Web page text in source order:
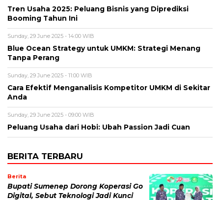
Tren Usaha 2025: Peluang Bisnis yang Diprediksi
Booming Tahun Ini
Sunday, 29 June 2025 - 14:00 WIB
Blue Ocean Strategy untuk UMKM: Strategi Menang
Tanpa Perang
Sunday, 29 June 2025 - 11:00 WIB
Cara Efektif Menganalisis Kompetitor UMKM di Sekitar
Anda
Sunday, 29 June 2025 - 09:00 WIB
Peluang Usaha dari Hobi: Ubah Passion Jadi Cuan
BERITA TERBARU
Berita
Bupati Sumenep Dorong Koperasi Go
Digital, Sebut Teknologi Jadi Kunci